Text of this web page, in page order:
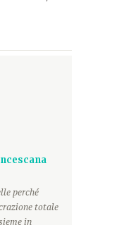
perché
totale
in